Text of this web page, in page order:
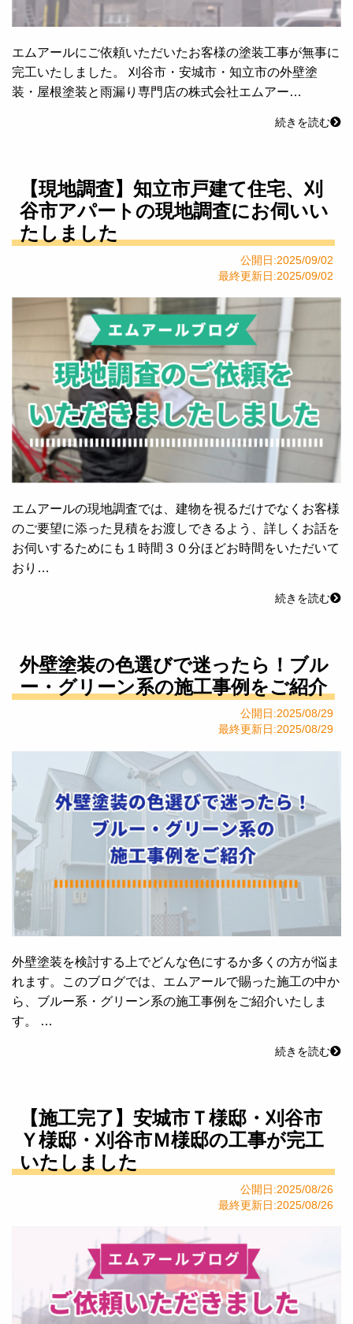
エムアールにご依頼いただいたお客様の塗装工事が無事に
完工いたしました。 刈谷市・安城市・知立市の外壁塗
装・屋根塗装と雨漏り専門店の株式会社エムアー…
続きを読む
【現地調査】知立市戸建て住宅、刈
谷市アパートの現地調査にお伺いい
たしました
公開日:2025/09/02
最終更新日:2025/09/02
エムアールの現地調査では、建物を視るだけでなくお客様
のご要望に添った見積をお渡しできるよう、詳しくお話を
お伺いするためにも１時間３０分ほどお時間をいただいて
おり…
続きを読む
外壁塗装の色選びで迷ったら！ブル
ー・グリーン系の施工事例をご紹介
公開日:2025/08/29
最終更新日:2025/08/29
外壁塗装を検討する上でどんな色にするか多くの方が悩ま
れます。このブログでは、エムアールで賜った施工の中か
ら、ブルー系・グリーン系の施工事例をご紹介いたしま
す。 …
続きを読む
【施工完了】安城市Ｔ様邸・刈谷市
Ｙ様邸・刈谷市Ｍ様邸の工事が完工
いたしました
公開日:2025/08/26
最終更新日:2025/08/26